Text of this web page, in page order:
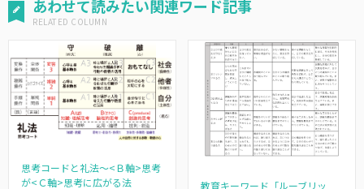
あわせて読みたい関連ワード記事
思考コードと礼法～<Ｂ軸>思考
が<Ｃ軸>思考に広がる法
教育キーワード「ルーブリッ